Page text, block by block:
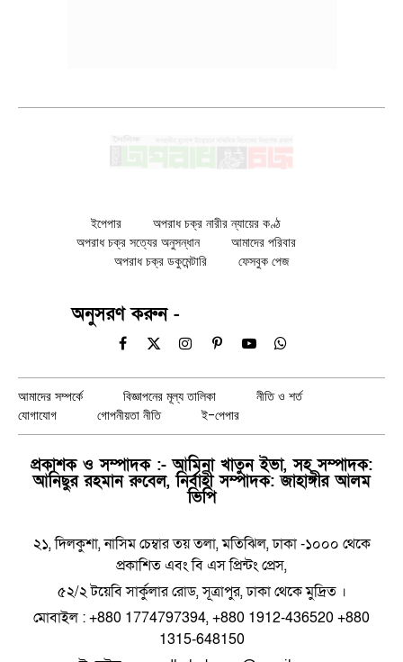
ইপেপার
অপরাধ চক্র নারীর ন্যায়ের কণ্ঠ
অপরাধ চক্র সত্যের অনুসন্ধান
আমাদের পরিবার
অপরাধ চক্র ডকুমেন্টারি
ফেসবুক পেজ
অনুসরণ করুন -
Facebook
X
InstagramPinterestYouTubeWhatsApp
আমাদের সম্পর্কে বিজ্ঞাপনের মূল্য তালিকা
নীতি ও শর্ত
যোগাযোগ
গোপনীয়তা নীতি ই-পেপার
প্রকাশক ও সম্পাদক :- আমিনা খাতুন ইভা, সহ সম্পাদক:
আনিছুর রহমান রুবেল, নির্বাহী সম্পাদক: জাহাঙ্গীর আলম
ভিপি
২১, দিলকুশা, নাসিম চেম্বার তয় তলা, মতিঝিল, ঢাকা -১০০০ থেকে
প্রকাশিত এবং বি এস প্রিন্টং প্রেস,
৫২/২ টয়েবি সার্কুলার রোড, সূত্রাপুর, ঢাকা থেকে মুদ্রিত ।
মোবাইল : +880 1774797394, +880 1912-436520 +880
1315-648150